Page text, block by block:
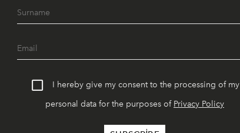
I hereby give my consent to the processing of my
personal data for the purposes of Privacy Policy